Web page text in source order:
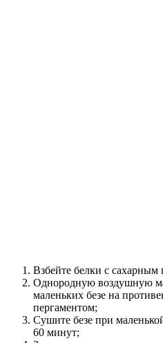
Взбейте белки с сахарным
Однородную воздушную
маленьких безе на
пергаментом;
Сушите безе при
60 минут;